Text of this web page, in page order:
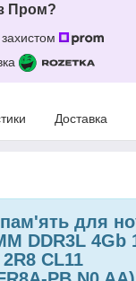
Пром?
Доставка
для
DDR3L 4Gb
CL11